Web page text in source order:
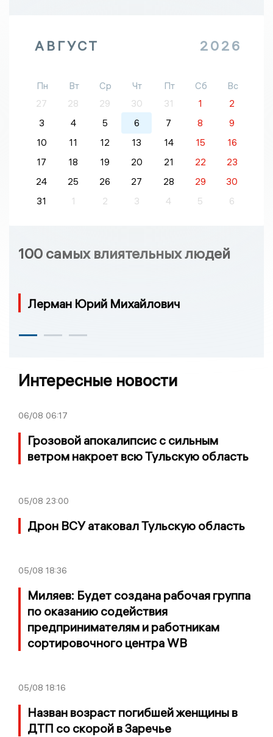
АВГУСТ 2026
Пн Вт Ср Чт Пт Сб
Вс
27
28 29 30 31 1
2
3
4 5 6 7 8
9
10
11 12 13 14 15
16
17
18 19 20 21 22
23
24
25 26 27 28 29
30
31
1 2 3 4 5 6
100 самых влиятельных людей
Лерман Юрий Михайлович
Интересные новости
06/08 06:17
Грозовой апокалипсис с сильным
ветром накроет всю Тульскую область
05/08 23:00
Дрон ВСУ атаковал Тульскую область
05/08 18:36
Миляев: Будет создана рабочая группа
по оказанию содействия
предпринимателям и работникам
сортировочного центра WB
05/08 18:16
Назван возраст погибшей женщины в
ДТП со скорой в Заречье